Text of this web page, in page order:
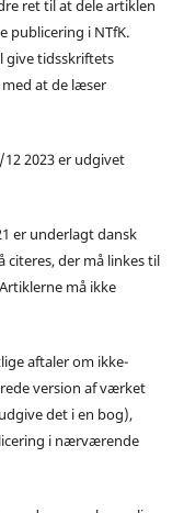
ret til at dele artiklen
publicering i NTfK.
give tidsskriftets
at de læser
2023 er udgivet
er underlagt dansk
der må linkes til
må ikke
aftaler om ikke-
version af værket
det i en bog),
i nærværende